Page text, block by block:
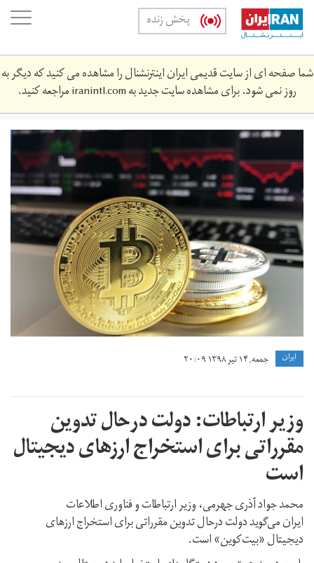
Skip
main
content
پخش زنده
شما صفحه ای از سایت قدیمی ایران اینترنشنال را مشاهده می کنید که دیگر به
روز نمی شود. برای مشاهده سایت جدید بهiranintl.comمراجعه کنید.
بیت
کوین
ايران جمعه, ۱۴ تیر ۱۳۹۸ ۲۰:۰۹
وزیر ارتباطات: دولت درحال تدوین
مقرراتی برای استخراج ارزهای دیجیتال
است
محمد جواد آذری جهرمی، وزیر ارتباطات و فناوری اطلاعات
ایران می‌گوید دولت درحال تدوین مقرراتی برای استخراج ارزهای
دیجیتال «بیت‌کوین» است.